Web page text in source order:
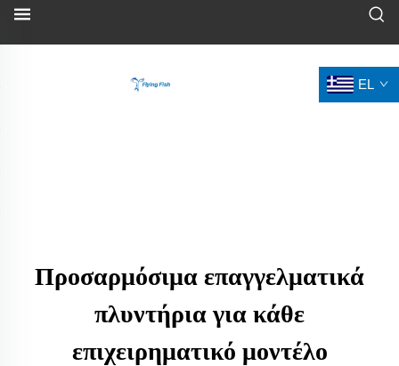
EL
Προσαρμόσιμα επαγγελματικά
πλυντήρια για κάθε
επιχειρηματικό μοντέλο